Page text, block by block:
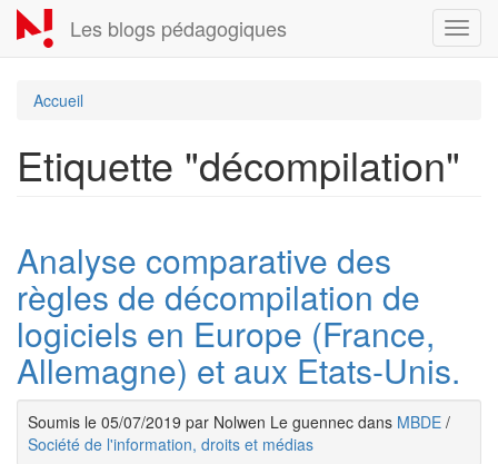
Aller
au
contenu
Les blogs pédagogiques
Accueil
Etiquette "décompilation"
Analyse comparative des
règles de décompilation de
logiciels en Europe (France,
Allemagne) et aux Etats-Unis.
Soumis le 05/07/2019 par Nolwen Le guennec dans MBDE /
Société de l'information, droits et médias